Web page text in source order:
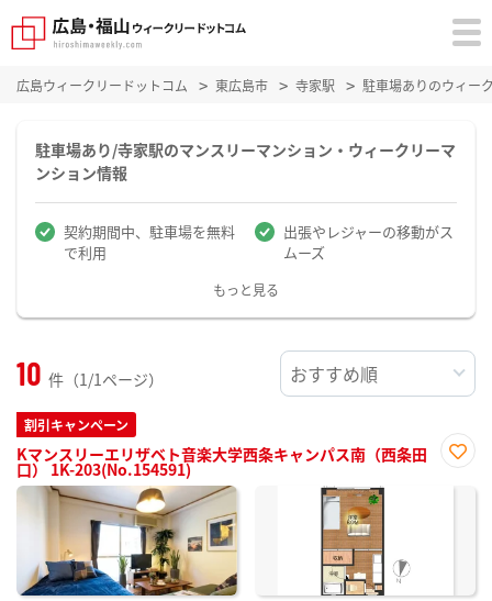
広島ウィークリードットコム 東広島市 寺家駅 駐車場ありのウィー
駐車場あり/寺家駅のマンスリーマンション・ウィークリーマ
ンション情報
契約期間中、駐車場を無料
で利用
出張やレジャーの移動がス
ムーズ
もっと見る
10 件（1/1ページ）
割引キャンペーン
Kマンスリーエリザベト音楽大学西条キャンパス南（西条田
口） 1K-203(No.154591)
に入